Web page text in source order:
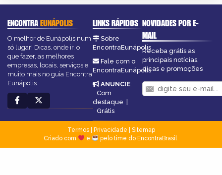
ENCONTRAEUNÁPOLIS
O melhor de Eunápolis num
só lugar! Dicas, onde ir, o
que fazer, as melhores
empresas, locais, serviços e
muito mais no guia Encontra
Eunápolis.
LINKS RÁPIDOS
Sobre
EncontraEunápolis
Fale com o
EncontraEunápolis
ANUNCIE:
Com
destaque |
Grátis
NOVIDADES POR E-
MAIL
Receba grátis as
principais notícias,
dicas e promoções
Termos| Privacidade
Sitemap
Criado com
e pelo time do EncontraBrasil